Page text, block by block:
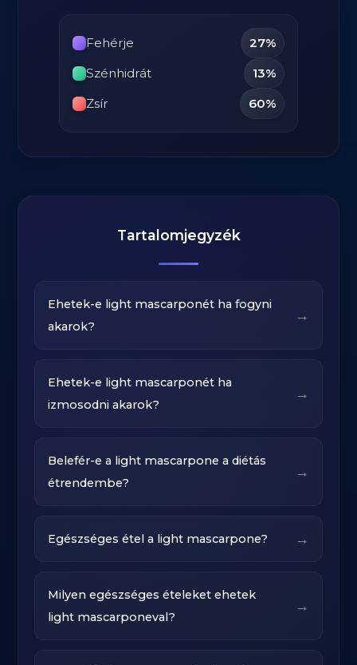
Fehérje
27%
Szénhidrát
13%
Zsír
60%
Tartalomjegyzék
Ehetek-e light mascarponét ha fogyni
akarok?
→
Ehetek-e light mascarponét ha
izmosodni akarok?
→
Belefér-e a light mascarpone a diétás
étrendembe?
→
Egészséges étel a light mascarpone? →
Milyen egészséges ételeket ehetek
light mascarponeval?
→